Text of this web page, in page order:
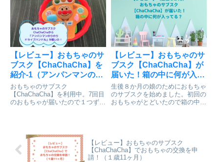
【レビュー】おもちゃのサ
ブスク【ChaChaCha】を
紹介-1（アンパンマンのり
のりドライブハンドル）
（1歳11ヶ月）
おもちゃのサブスク
【ChaChaCha】を利用中。7回目
のおもちゃが届いたので１つずつ
【レビュー】おもちゃのサ
ブスク【ChaChaCha】が
届いた！箱の中に何が入っ
てる？（生後８か月）
生後８か月の娘のためにおもちゃ
のサブスクを始めました。初回の
おもちゃがとどいたので箱の中身
【レビュー】おもちゃのサブスク
【ChaChaCha】でおもちゃの交換を申
請！（１歳11ヶ月）